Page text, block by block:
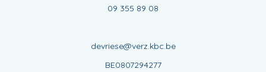
09 355 89 08
devriese@verz.kbc.be
BE0807294277